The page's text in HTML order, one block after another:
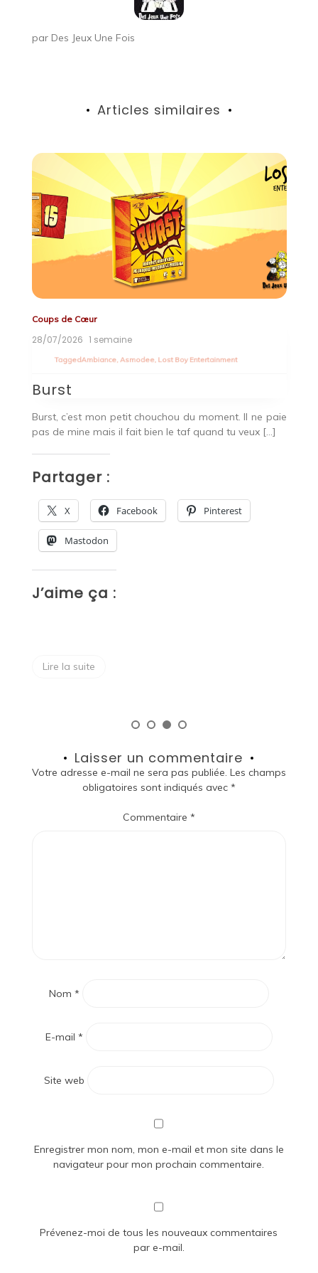
par Des Jeux Une Fois
Articles similaires
Coups de Cœur
28/07/2026 1 semaine
TaggedAmbiance,Asmodee, Lost Boy Entertainment
Burst
Burst, c’est mon petit chouchou du moment. Il ne paie
pas de mine mais il fait bien le taf quand tu veux […]
Partager :
X Facebook Pinterest
Mastodon
J’aime ça :
Lire la suite
Laisser un commentaire
Votre adresse e-mail ne sera pas publiée. Les champs
obligatoires sont indiqués avec *
Commentaire *
Nom *
E-mail *
Site web
Enregistrer mon nom, mon e-mail et mon site dans le
navigateur pour mon prochain commentaire.
Prévenez-moi de tous les nouveaux commentaires
par e-mail.